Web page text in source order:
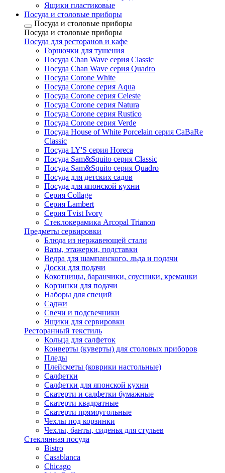
Ящики пластиковые
Посуда и столовые приборы
Посуда и столовые приборы
Посуда и столовые приборы
Посуда для ресторанов и кафе
Горшочки для тушения
Посуда Chan Wave серия Classic
Посуда Chan Wave серия Quadro
Посуда Corone White
Посуда Corone серия Aqua
Посуда Corone серия Celeste
Посуда Corone серия Natura
Посуда Corone серия Rustico
Посуда Corone серия Verde
Посуда House of White Porcelain серия CaBaRe
Classic
Посуда LY'S серия Horeca
Посуда Sam&Squito серия Classic
Посуда Sam&Squito серия Quadro
Посуда для детских садов
Посуда для японской кухни
Серия Collage
Серия Lambert
Серия Tvist Ivory
Стеклокерамика Arcopal Trianon
Предметы сервировки
Блюда из нержавеющей стали
Вазы, этажерки, подставки
Ведра для шампанского, льда и подачи
Доски для подачи
Кокотницы, баранчики, соусники, креманки
Корзинки для подачи
Наборы для специй
Саджи
Свечи и подсвечники
Ящики для сервировки
Ресторанный текстиль
Кольца для салфеток
Конверты (куверты) для столовых приборов
Пледы
Плейсметы (коврики настольные)
Салфетки
Салфетки для японской кухни
Скатерти и салфетки бумажные
Скатерти квадратные
Скатерти прямоугольные
Чехлы под корзинки
Чехлы, банты, сиденья для стульев
Стеклянная посуда
Bistro
Casablanca
Chicago